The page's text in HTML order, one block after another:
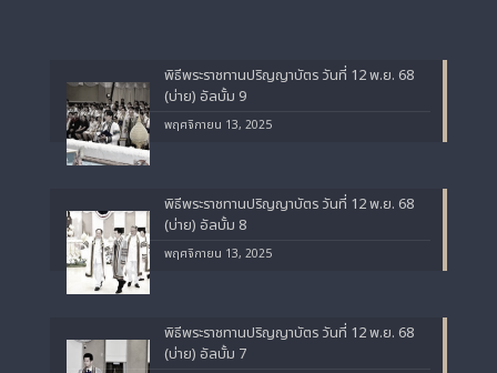
พิธีพระราชทานปริญญาบัตร วันที่ 12 พ.ย. 68
(บ่าย) อัลบั้ม 9
พฤศจิกายน 13, 2025
พิธีพระราชทานปริญญาบัตร วันที่ 12 พ.ย. 68
(บ่าย) อัลบั้ม 8
พฤศจิกายน 13, 2025
พิธีพระราชทานปริญญาบัตร วันที่ 12 พ.ย. 68
(บ่าย) อัลบั้ม 7